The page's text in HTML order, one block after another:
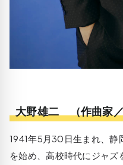
大野雄二 （作曲家／
1941年5月30日生まれ、静
を始め、高校時代にジャズ